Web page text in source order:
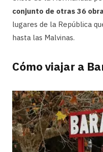
conjunto de otras 36
lugares de la República
hasta las Malvinas.
Cómo viajar a